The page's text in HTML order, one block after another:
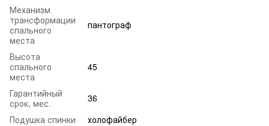
Механизм
трансформации
спального
места
пантограф
Высота
спального
места
45
Гарантийный
срок, мес.
36
Подушка спинки
холофайбер